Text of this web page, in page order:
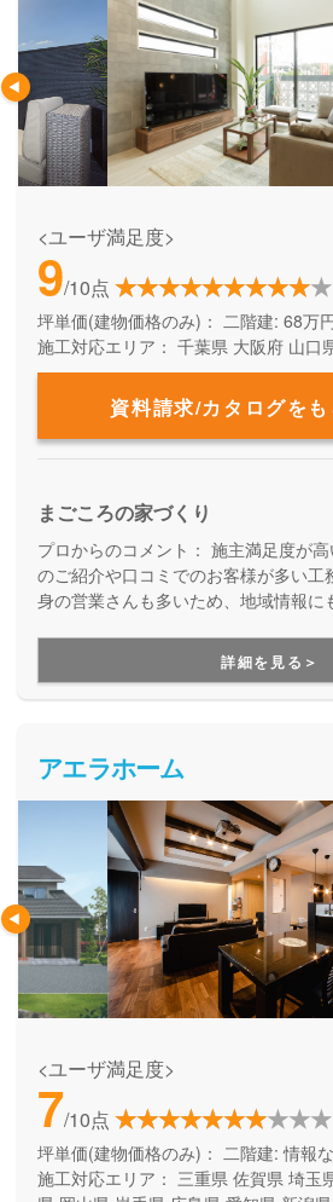
<ユーザ満足度>
9/10点
坪単価(建物価格のみ)： 二階建: 68万
施工対応エリア： 千葉県 大阪府 山口
資料請求/カタログを
まごころの家づくり
プロからのコメント： 施主満足度が
のご紹介や口コミでのお客様が多い工
身の営業さんも多いため、地域情報に
詳細を見る＞
アエラホーム
<ユーザ満足度>
7/10点
坪単価(建物価格のみ)： 二階建: 情報
施工対応エリア： 三重県 佐賀県 埼玉